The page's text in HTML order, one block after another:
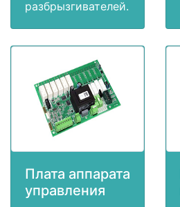
разбрызгивателей.
Плата аппарата
управления